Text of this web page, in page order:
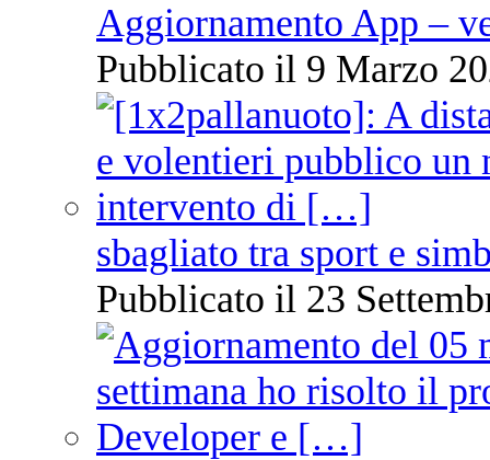
Aggiornamento App –
Pubblicato il 9 Marzo
sbagliato tra sport e
Pubblicato il 23